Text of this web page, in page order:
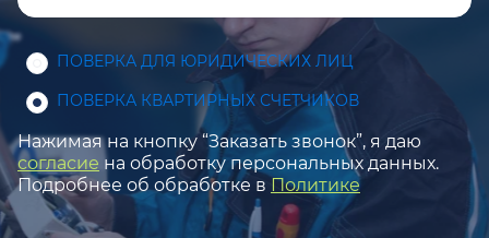
ПОВЕРКА ДЛЯ ЮРИДИЧЕСКИХ ЛИЦ
ПОВЕРКА КВАРТИРНЫХ СЧЕТЧИКОВ
Нажимая на кнопку “Заказать звонок”, я даю
согласие на обработку персональных данных.
Подробнее об обработке в Политике